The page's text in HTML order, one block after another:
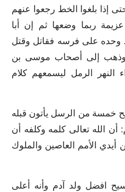
إذا بلغوا الخط رجعوا عنهم
ربما وضعها ثم إن أبا
على فرسه فقاتل وقتل
وذهب إلى أصحاب موسى بن
النهر الرمل ليسمعهم كلام
خمسة من الرسل يأتون قبله
أن الله تعالى كلمه وكلفه أن
الأمم العاصين والملوك
افضل ولد آدم وأنه أعلى